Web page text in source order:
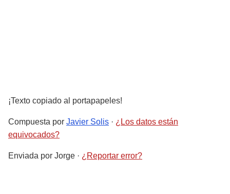
¡Texto copiado al portapapeles!
Compuesta por Javier Solis · ¿Los datos están
equivocados?
Enviada por Jorge · ¿Reportar error?